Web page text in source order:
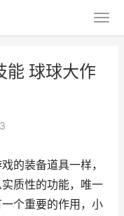
能 球球大作
的装备道具一样，
质性的功能，唯一
个重要的作用，小